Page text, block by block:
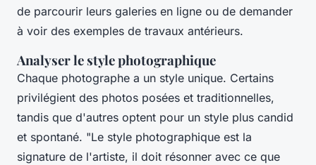
de parcourir leurs galeries en ligne ou de demander
à voir des exemples de travaux antérieurs.
Analyser le style photographique
Chaque photographe a un style unique. Certains
privilégient des photos posées et traditionnelles,
tandis que d'autres optent pour un style plus candid
et spontané. "Le style photographique est la
signature de l'artiste, il doit résonner avec ce que